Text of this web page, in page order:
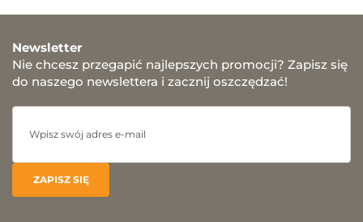
Newsletter
Nie chcesz przegapić najlepszych promocji? Zapisz się
do naszego newslettera i zacznij oszczędzać!